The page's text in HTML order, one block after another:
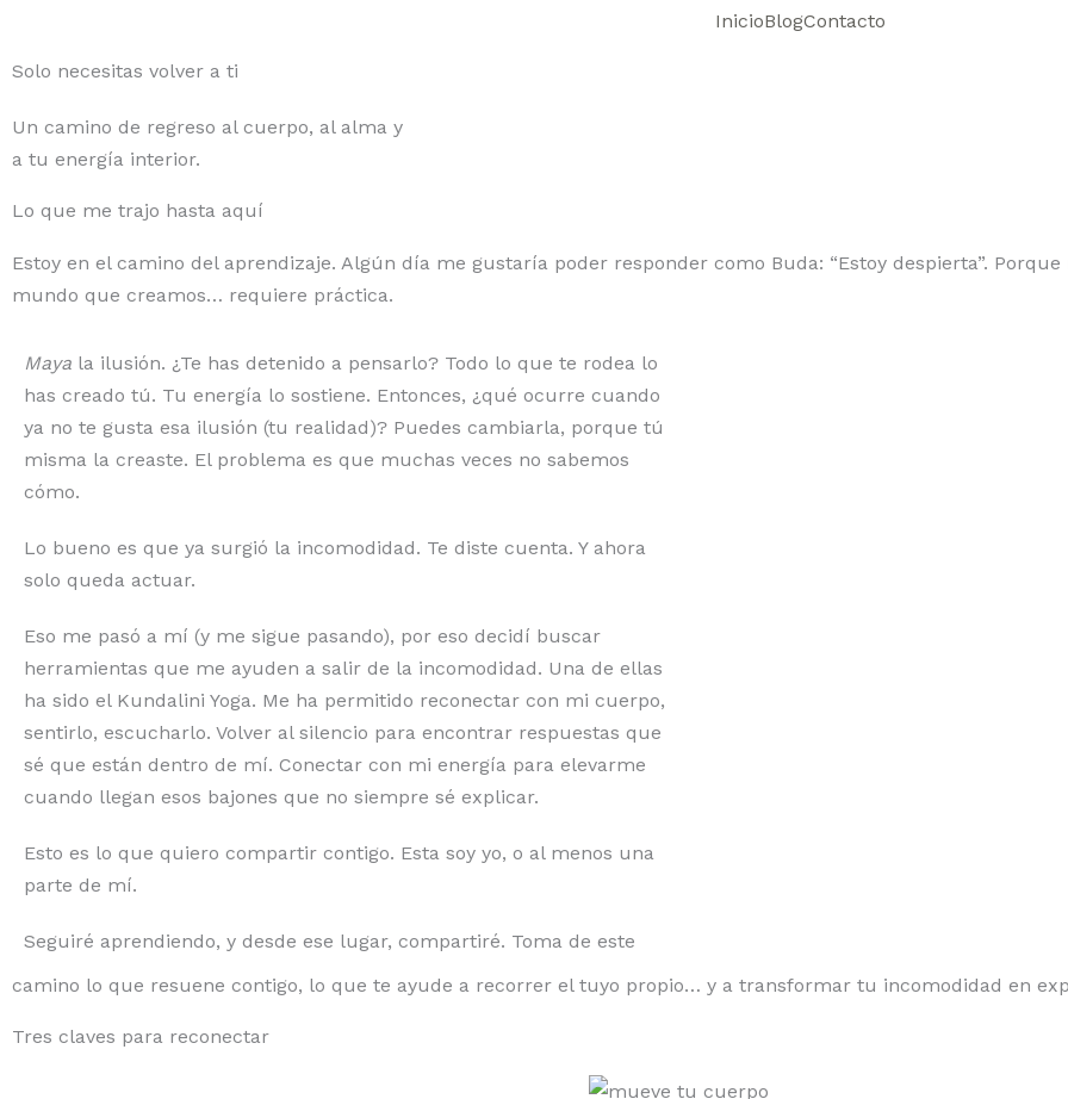
contenido
InicioBlogContacto
Solo necesitas volver a ti
Un camino de regreso al cuerpo, al alma y
a tu energía interior.
Lo que me trajo hasta aquí
Estoy en el camino del aprendizaje. Algún día me gustaría poder responder como Buda: “Estoy despierta”.
mundo que creamos… requiere práctica.
Maya la ilusión. ¿Te has detenido a pensarlo? Todo lo que te rodea lo
has creado tú. Tu energía lo sostiene. Entonces, ¿qué ocurre cuando
ya no te gusta esa ilusión (tu realidad)? Puedes cambiarla, porque tú
misma la creaste. El problema es que muchas veces no sabemos
cómo.
Lo bueno es que ya surgió la incomodidad. Te diste cuenta. Y ahora
solo queda actuar.
Eso me pasó a mí (y me sigue pasando), por eso decidí buscar
herramientas que me ayuden a salir de la incomodidad. Una de ellas
ha sido el Kundalini Yoga. Me ha permitido reconectar con mi cuerpo,
sentirlo, escucharlo. Volver al silencio para encontrar respuestas que
sé que están dentro de mí. Conectar con mi energía para elevarme
cuando llegan esos bajones que no siempre sé explicar.
Esto es lo que quiero compartir contigo. Esta soy yo, o al menos una
parte de mí.
Seguiré aprendiendo, y desde ese lugar, compartiré. Toma de este
camino lo que resuene contigo, lo que te ayude a recorrer el tuyo propio… y a transformar tu incomodidad en
Tres claves para reconectar